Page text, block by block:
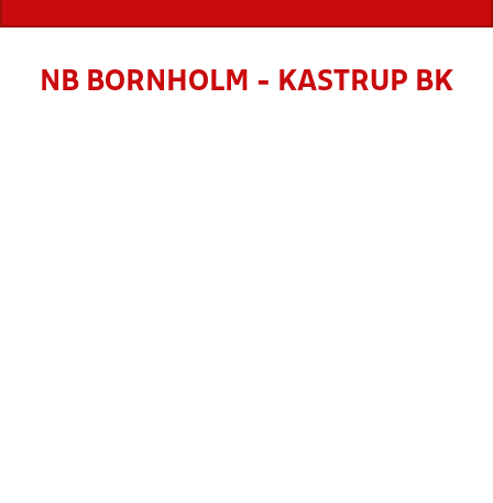
NB BORNHOLM - KASTRUP BK